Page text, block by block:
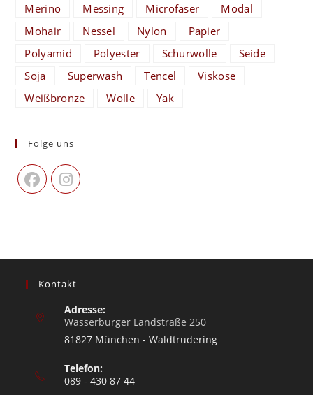
Merino
Messing Microfaser
Modal
Mohair
Nessel Nylon
Papier
Polyamid
Polyester Schurwolle
Seide
Soja
Superwash Tencel
Viskose
Weißbronze
Wolle Yak
Folge uns
Kontakt
Adresse:
Wasserburger Landstraße 250
81827 München - Waldtrudering
Telefon:
089 - 430 87 44